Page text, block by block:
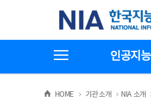
기
한국지능정보사회진흥원
인공지능
HOME >
기관소개 >NIA 소개